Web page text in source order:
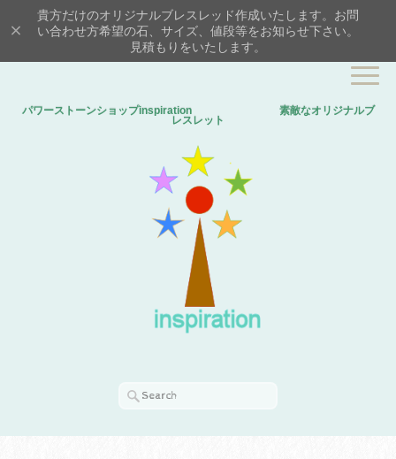
貴方だけのオリジナルブレスレッド作成いたします。お問
い合わせ方希望の石、サイズ、値段等をお知らせ下さい。
見積もりをいたします。
パワーストーンショップinspiration 素敵なオリジナルブ
レスレット